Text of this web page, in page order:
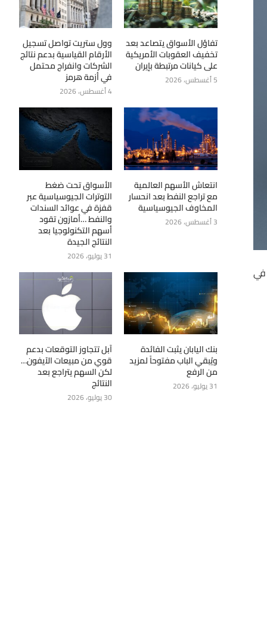
في
تفاؤل الأسواق يتصاعد بعد
تخفيف العقوبات الأمريكية
على كيانات مرتبطة بإيران
5 أغسطس، 2026
وول ستريت تواصل تسجيل
الأرقام القياسية بدعم نتائج
الشركات وانفراج محتمل
في أزمة هرمز
4 أغسطس، 2026
انتعاش الأسهم العالمية
مع تراجع النفط بعد انحسار
المخاوف الجيوسياسية
3 أغسطس، 2026
الأسواق تحت ضغط
التوترات الجيوسياسية عبر
قفزة في عوائد السندات
والنفط …أمازون تقود
أسهم التكنولوجيا بعد
النتائج الجيدة
31 يوليو، 2026
بنك اليابان يثبت الفائدة
ويُبقي الباب مفتوحاً لمزيد
من الرفع
31 يوليو، 2026
آبل تتجاوز التوقعات بدعم
قوي من مبيعات الآيفون…
لكن السهم يتراجع بعد
النتائج
30 يوليو، 2026